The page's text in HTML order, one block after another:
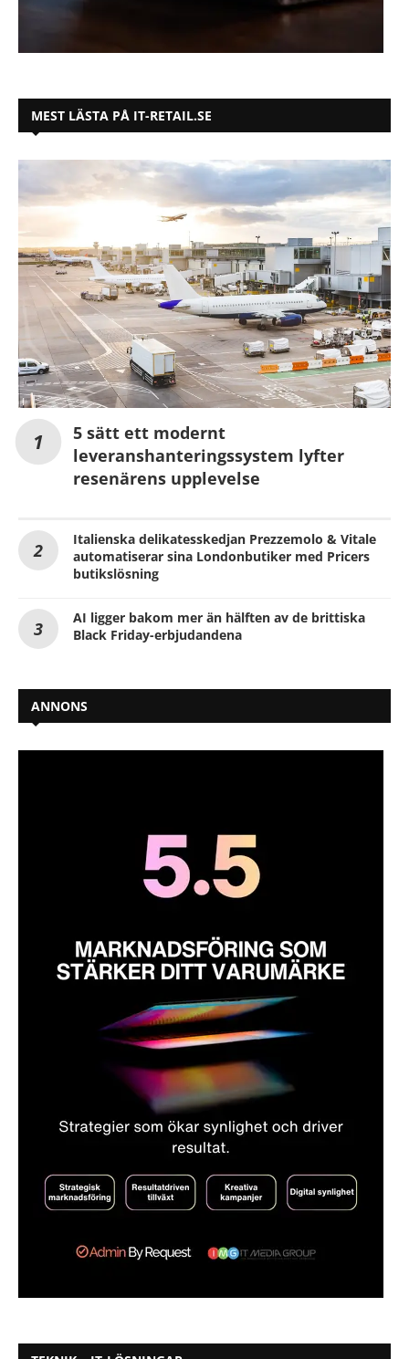
MEST LÄSTA PÅ IT-RETAIL.SE
5 sätt ett modernt
leveranshanteringssystem lyfter
resenärens upplevelse
Italienska delikatesskedjan Prezzemolo & Vitale
automatiserar sina Londonbutiker med Pricers
butikslösning
AI ligger bakom mer än hälften av de brittiska
Black Friday-erbjudandena
ANNONS